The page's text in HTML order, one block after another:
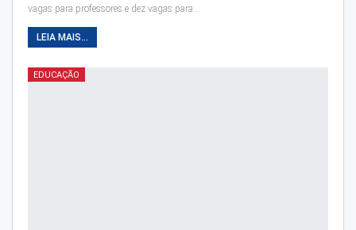
vagas para professores e dez vagas para…
LEIA MAIS...
EDUCAÇÃO